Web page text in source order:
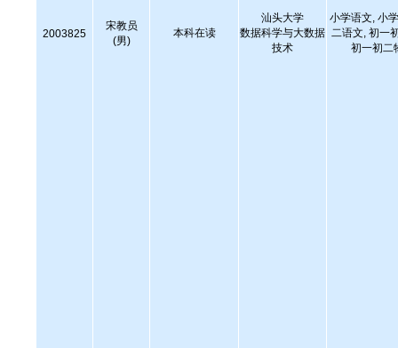
2003825
宋教员
(男)
本科在读
汕头大学
数据科学与大数据
技术
小学语文, 小
二语文, 初一
初一初二